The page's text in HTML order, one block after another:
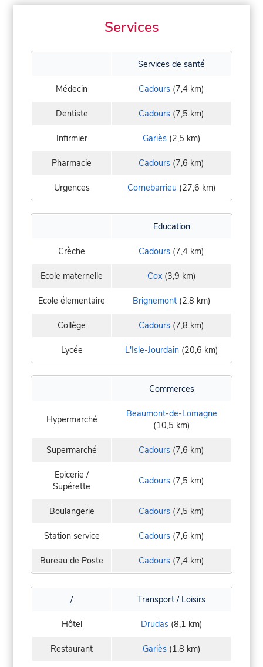
Services
Services de santé
Médecin Cadours (7,4 km)
Dentiste Cadours (7,5 km)
Infirmier Gariès(2,5 km)
Pharmacie Cadours (7,6 km)
Urgences Cornebarrieu (27,6 km)
Education
Crèche Cadours (7,4 km)
Ecole maternelle Cox(3,9 km)
Ecole élementaire Brignemont(2,8 km)
Collège Cadours (7,8 km)
Lycée L'Isle-Jourdain(20,6 km)
Commerces
Hypermarché
Beaumont-de-Lomagne
(10,5 km)
Supermarché Cadours (7,6 km)
Epicerie /
Supérette
Cadours (7,5 km)
Boulangerie Cadours (7,5 km)
Station service Cadours (7,6 km)
Bureau de Poste Cadours (7,4 km)
/ Transport / Loisirs
Hôtel Drudas(8,1 km)
Restaurant Gariès(1,8 km)